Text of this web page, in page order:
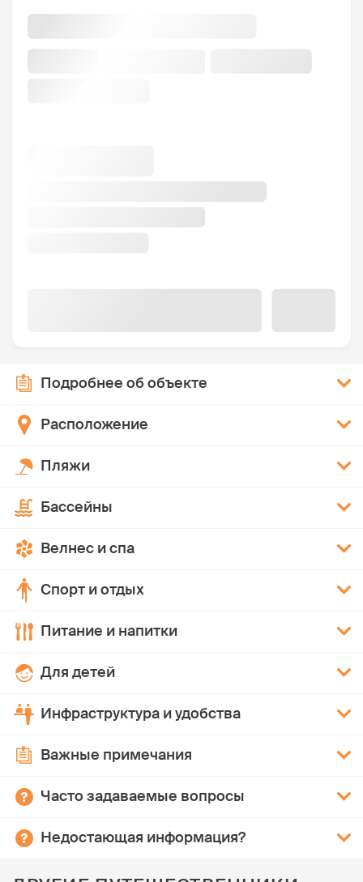
Подробнее об объекте
Расположение
Пляжи
Бассейны
Велнес и спа
Спорт и отдых
Питание и напитки
Для детей
Инфраструктура и удобства
Важные примечания
Часто задаваемые вопросы
Недостающая информация?